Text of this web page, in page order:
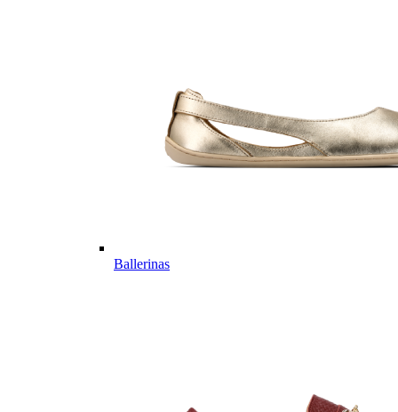
Ballerinas